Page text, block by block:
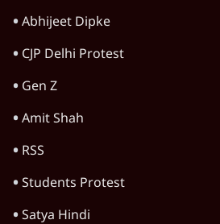
Abhijeet Dipke
CJP Delhi Protest
Gen Z
Amit Shah
RSS
Students Protest
Satya Hindi